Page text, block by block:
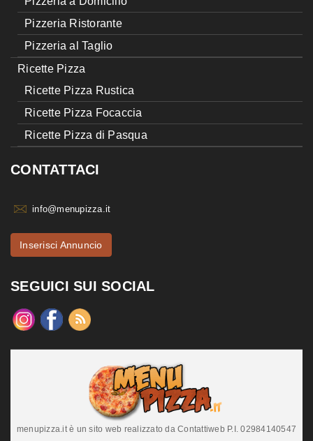
Pizzeria Ristorante
Pizzeria al Taglio
Ricette Pizza
Ricette Pizza Rustica
Ricette Pizza Focaccia
Ricette Pizza di Pasqua
CONTATTACI
info@menupizza.it
Inserisci Annuncio
SEGUICI SUI SOCIAL
menupizza.it è un sito web realizzato da Contattiweb P.I. 02984140547